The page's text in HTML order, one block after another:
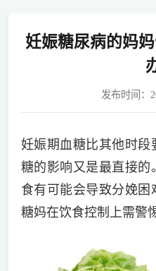
妊娠糖尿病的妈
发布时间：
妊娠期血糖比其他时段
糖的影响又是最直接的
食有可能会导致分娩
糖妈在饮食控制上需警